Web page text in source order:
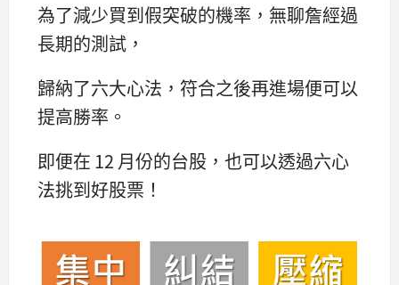
為了減少買到假突破的機率，無聊詹經過
長期的測試，
歸納了六大心法，符合之後再進場便可以
提高勝率。
即便在 12 月份的台股，也可以透過六心
法挑到好股票！